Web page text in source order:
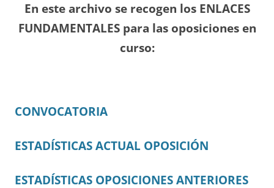
En este archivo se recogen los ENLACES
FUNDAMENTALES para las oposiciones en
curso:
CONVOCATORIA
ESTADÍSTICAS ACTUAL OPOSICIÓN
ESTADÍSTICAS OPOSICIONES ANTERIORES